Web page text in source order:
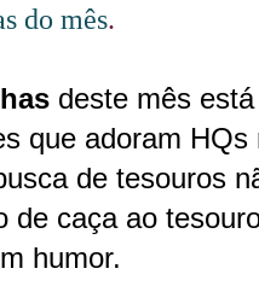
do mês.
deste mês
que adoram
de tesouros
de caça ao
humor.